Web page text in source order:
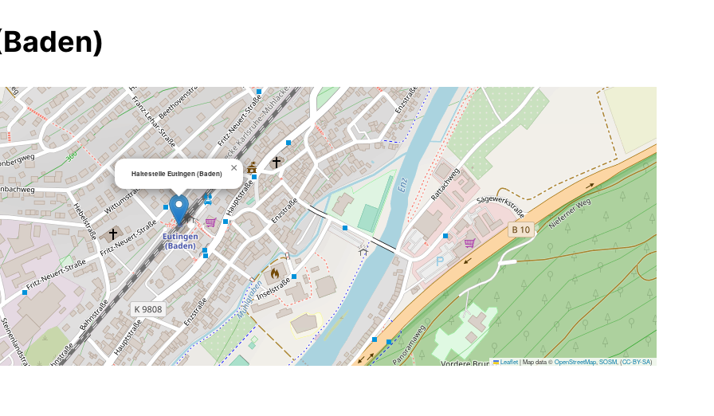
Haltestelle Eutingen (Baden) ×
Leaflet|Map data ©OpenStreetMap SOSM , (CC-BY-SA)